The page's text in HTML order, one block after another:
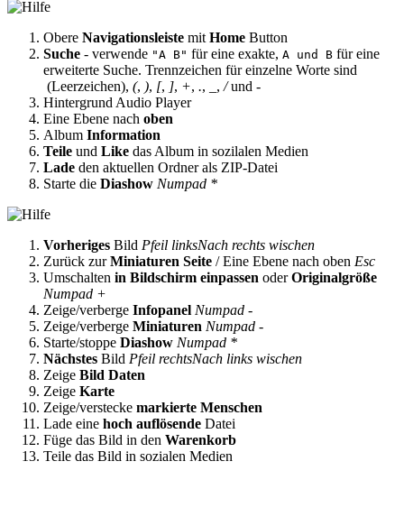
Obere Navigationsleiste mit Home Button
Suche - verwende "A B" für eine exakte, A und B für eine
erweiterte Suche. Trennzeichen für einzelne Worte sind
(Leerzeichen), (, ), [, ], +, ., , /und -
Hintergrund Audio Player
Eine Ebene nach oben
Album Information
Teile und Like das Album in sozilalen Medien
Lade den aktuellen Ordner als ZIP-Datei
Starte die Diashow Numpad *
Vorheriges Bild Pfeil linksNach rechts wischen
Zurück zurMiniaturen Seite / Eine Ebene nach oben Esc
Umschalten in Bildschirm einpassen oderOriginalgröße
Numpad +
Zeige/verberge Infopanel Numpad -
Zeige/verberge Miniaturen Numpad -
Starte/stoppe Diashow Numpad *
Nächstes Bild Pfeil rechtsNach links wischen
Zeige Bild Daten
Zeige Karte
Zeige/verstecke markierte Menschen
Lade eine hoch auflösende Datei
Füge das Bild in den Warenkorb
Teile das Bild in sozialen Medien